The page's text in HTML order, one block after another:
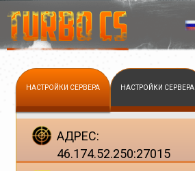
НАСТРОЙКИ СЕРВЕРА НАСТРОЙКИ СЕРВЕРА
АДРЕС:
46.174.52.250:27015